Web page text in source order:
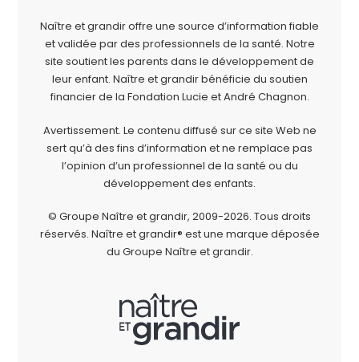
Naître et grandir offre une source d’information fiable
et validée par des professionnels de la santé. Notre
site soutient les parents dans le développement de
leur enfant. Naître et grandir bénéficie du soutien
financier de la Fondation Lucie et André Chagnon.
Avertissement. Le contenu diffusé sur ce site Web ne
sert qu’à des fins d’information et ne remplace pas
l’opinion d’un professionnel de la santé ou du
développement des enfants.
© Groupe Naître et grandir, 2009-2026. Tous droits
réservés. Naître et grandir® est une marque déposée
du Groupe Naître et grandir.